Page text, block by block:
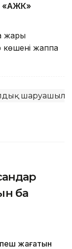
«АЖК»
жарық
жаппақ
ба
пеш жағатын